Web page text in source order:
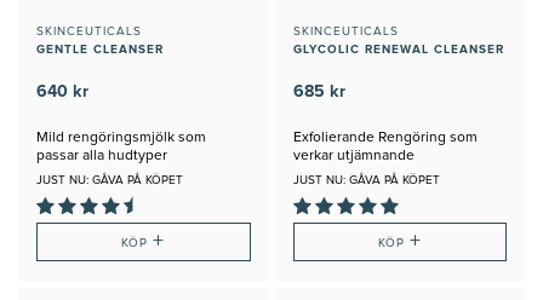
SKINCEUTICALS
GENTLE CLEANSER
640 kr
Mild rengöringsmjölk som
passar alla hudtyper
JUST NU: GÅVA PÅ KÖPET
KÖP+
SKINCEUTICALS
GLYCOLIC RENEWAL CLEANSER
685 kr
Exfolierande Rengöring som
verkar utjämnande
JUST NU: GÅVA PÅ KÖPET
KÖP +